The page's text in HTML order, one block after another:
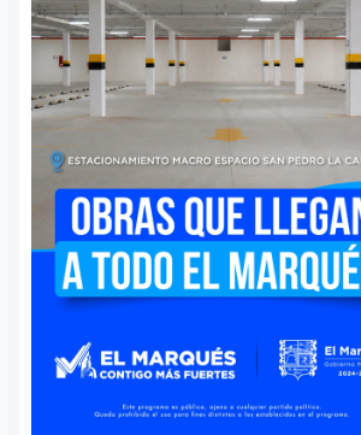
correrá
será la
6 agosto, 2026
de la carrera “Todo
Vidas” tendrá
Querétaro al
Tequisquiapan el
Adiós al
Congreso
Claudia
suma a
Rodrigo Mérida
Querétaro,
Claudia Díaz
mañana su
lo que dejó de